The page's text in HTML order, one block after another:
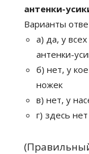
антенки-
Варианты
а) да, у
антенки-
б) нет, у
ножек
в) нет, у
г) здесь